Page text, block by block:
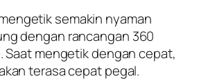
semakin nyaman
dengan rancangan 360
Saat mengetik dengan cepat,
terasa cepat pegal.